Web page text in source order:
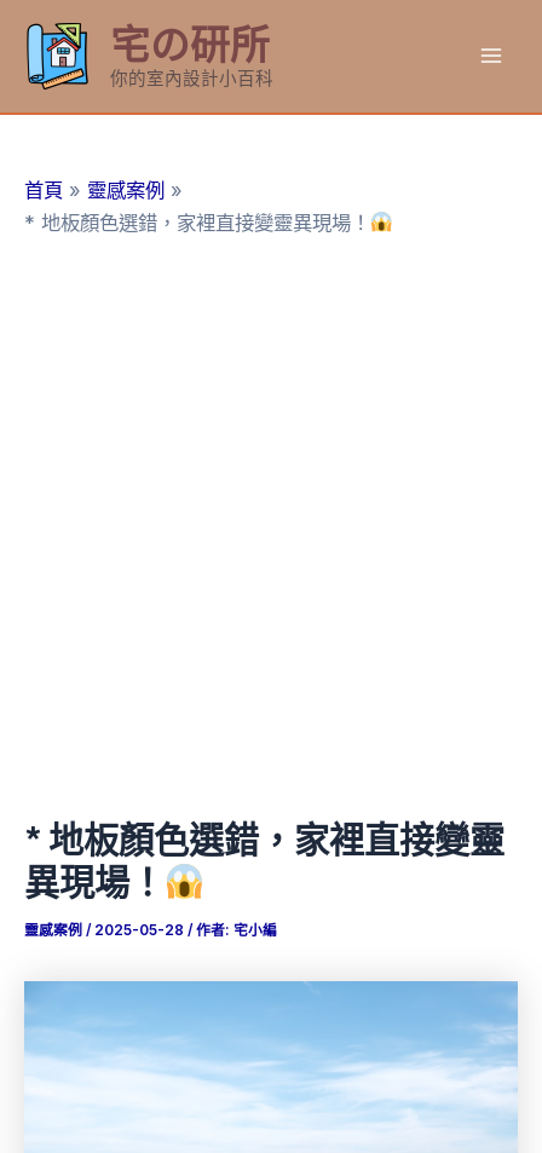
要
宅の研所
你的室內設計小百科
首頁
靈感案例
* 地板顏色選錯，家裡直接變靈異現場！
* 地板顏色選錯，家裡直接變靈
異現場！
靈感案例 / 2025-05-28 / 作者: 宅小編